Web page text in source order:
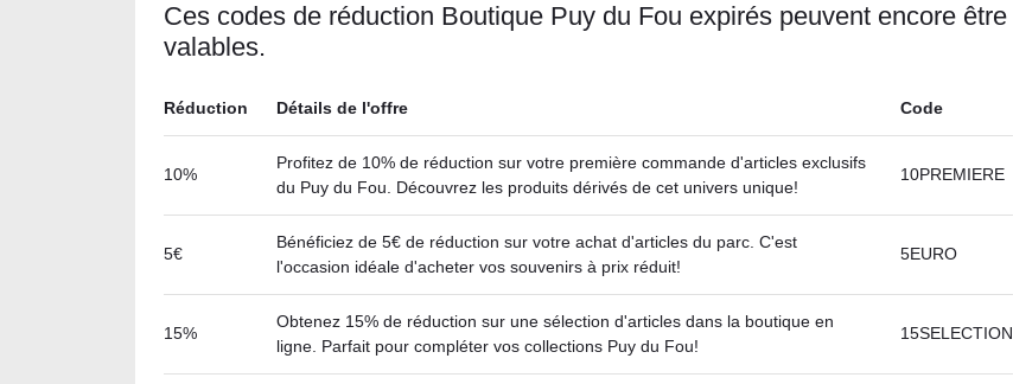
Ces codes de réduction Boutique Puy du Fou expirés peuvent encore être
valables.
Réduction Détails de l'offre Code
10%
Profitez de 10% de réduction sur votre première commande d'articles exclusifs
du Puy du Fou. Découvrez les produits dérivés de cet univers unique!
10PREMIERE
5€
Bénéficiez de 5€ de réduction sur votre achat d'articles du parc. C'est
l'occasion idéale d'acheter vos souvenirs à prix réduit!
5EURO
15%
Obtenez 15% de réduction sur une sélection d'articles dans la boutique en
ligne. Parfait pour compléter vos collections Puy du Fou!
15SELECTION